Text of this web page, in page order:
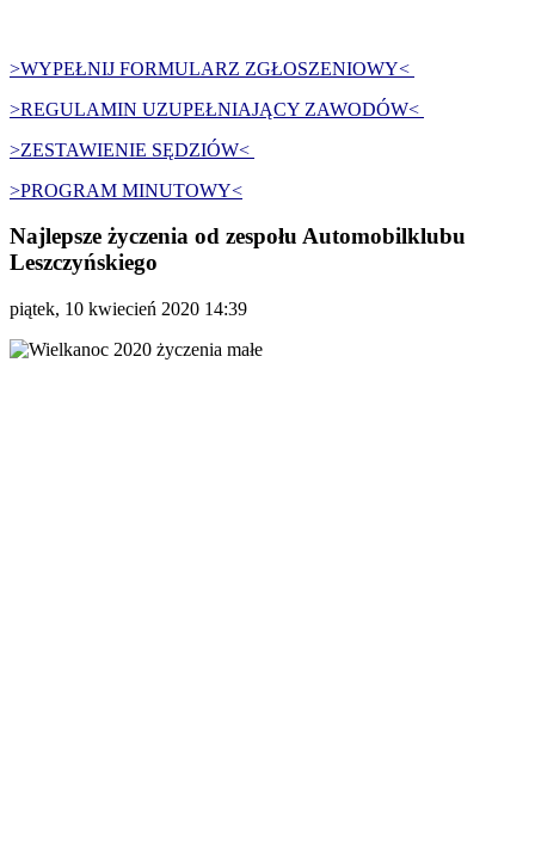
>WYPEŁNIJ FORMULARZ ZGŁOSZENIOWY<
>REGULAMIN UZUPEŁNIAJĄCY ZAWODÓW<
>ZESTAWIENIE SĘDZIÓW<
>PROGRAM MINUTOWY<
Najlepsze życzenia od zespołu Automobilklubu
Leszczyńskiego
piątek, 10 kwiecień 2020 14:39